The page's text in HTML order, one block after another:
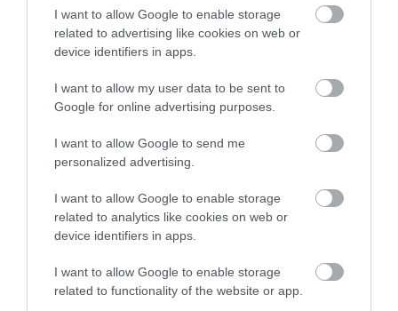
I want to allow Google to enable storage
related to advertising like cookies on web or
device identifiers in apps.
I want to allow my user data to be sent to
Google for online advertising purposes.
I want to allow Google to send me
personalized advertising.
I want to allow Google to enable storage
related to analytics like cookies on web or
device identifiers in apps.
I want to allow Google to enable storage
related to functionality of the website or app.
ELLENE?
2026-02-09
DUNGEONS & DRAGONS: A
JÁTÉK, AMI
VIDEÓJÁTÉK-SZENVEDÉLY: AZ
AGYUNKAT CÉLZÓ REJTETT